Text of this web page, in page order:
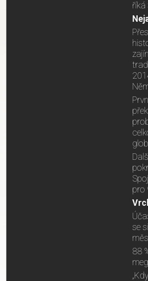
říká
pro
se
88